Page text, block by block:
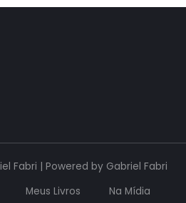
Fabri | Powered by Gabriel Fabri
Meus Livros
Na Mídia